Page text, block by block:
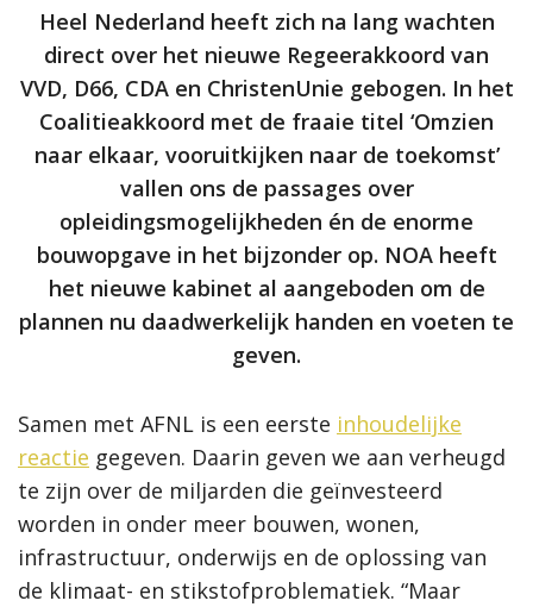
Heel Nederland heeft zich na lang wachten
direct over het nieuwe Regeerakkoord van
VVD, D66, CDA en ChristenUnie gebogen. In het
Coalitieakkoord met de fraaie titel ‘Omzien
naar elkaar, vooruitkijken naar de toekomst’
vallen ons de passages over
opleidingsmogelijkheden én de enorme
bouwopgave in het bijzonder op. NOA heeft
het nieuwe kabinet al aangeboden om de
plannen nu daadwerkelijk handen en voeten te
geven.
Samen met AFNL is een eerste inhoudelijke
reactie gegeven. Daarin geven we aan verheugd
te zijn over de miljarden die geïnvesteerd
worden in onder meer bouwen, wonen,
infrastructuur, onderwijs en de oplossing van
de klimaat- en stikstofproblematiek. “Maar